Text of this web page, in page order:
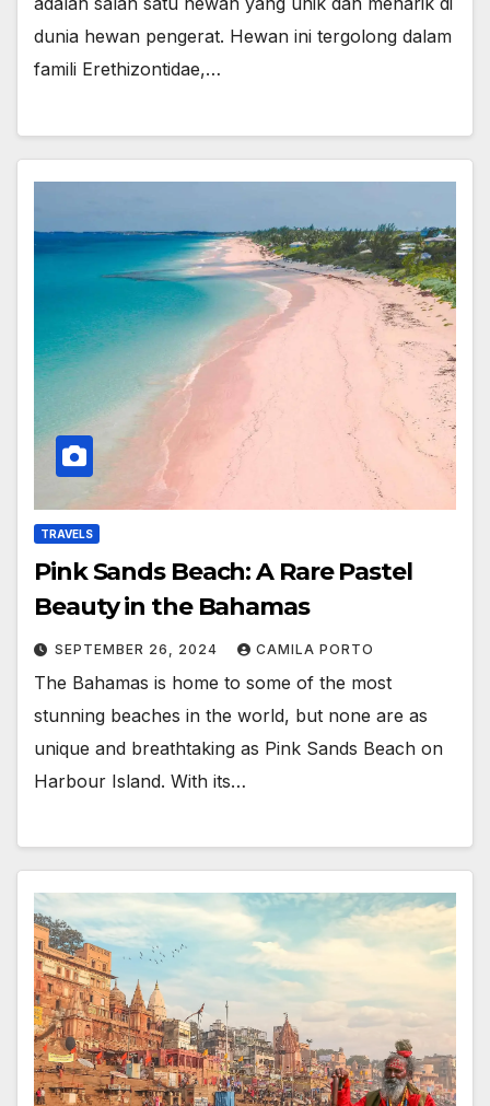
dunia hewan pengerat. Hewan ini tergolong dalam
famili Erethizontidae,…
TRAVELS
Pink Sands Beach: A Rare Pastel
Beauty in the Bahamas
SEPTEMBER 26, 2024 CAMILA PORTO
The Bahamas is home to some of the most
stunning beaches in the world, but none are as
unique and breathtaking as Pink Sands Beach on
Harbour Island. With its…